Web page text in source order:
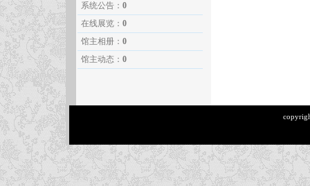
系统公告： 0
在线展览： 0
馆主相册： 0
馆主动态： 0